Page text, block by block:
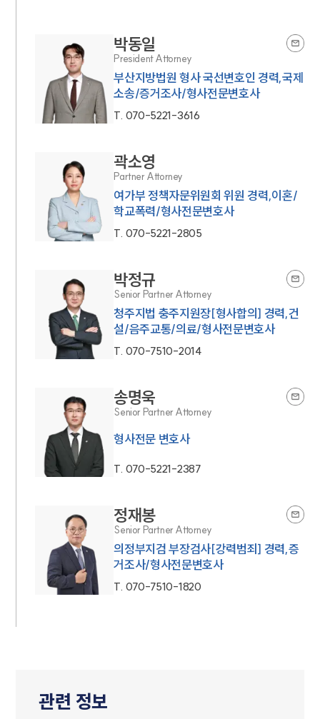
박동일
President Attorney
부산지방법원 형사 국선변호인 경력,국제
소송/증거조사/형사전문변호사
T. 070-5221-3616
곽소영
Partner Attorney
여가부 정책자문위원회 위원 경력,이혼/
학교폭력/형사전문변호사
T. 070-5221-2805
박정규
Senior Partner Attorney
청주지법 충주지원장[형사합의] 경력,건
설/음주교통/의료/형사전문변호사
T. 070-7510-2014
송명욱
Senior Partner Attorney
형사전문 변호사
T. 070-5221-2387
정재봉
Senior Partner Attorney
의정부지검 부장검사[강력범죄] 경력,증
거조사/형사전문변호사
T. 070-7510-1820
관련 정보